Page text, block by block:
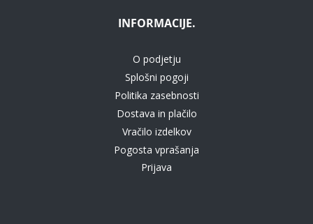
INFORMACIJE.
O podjetju
Splošni pogoji
Politika zasebnosti
Dostava in plačilo
Vračilo izdelkov
Pogosta vprašanja
Prijava